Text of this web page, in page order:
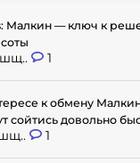
Малкин — ключ к
1
к обмену
сойтись довольно
1